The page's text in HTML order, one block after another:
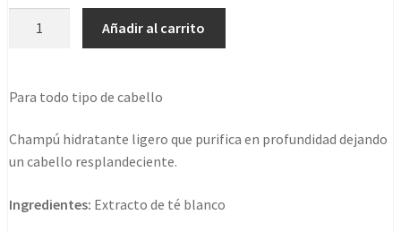
250ml
cantidad
Añadir al carrito
Para todo tipo de cabello
Champú hidratante ligero que purifica en profundidad dejando
un cabello resplandeciente.
Ingredientes: Extracto de té blanco